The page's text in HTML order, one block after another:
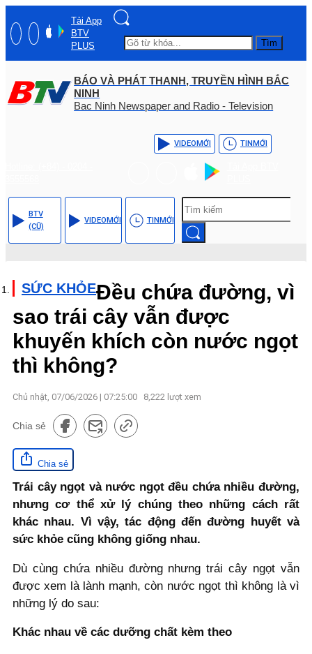
Tải App
BTV
PLUS
Tìm
BÁO VÀ PHÁT THANH, TRUYỀN HÌNH BẮC
NINH
Bac Ninh Newspaper and Radio - Television
VIDEOMỚI TINMỚI
BTV
(CŨ)
VIDEOMỚI TINMỚI
SỨC KHỎEĐều chứa đường, vì
sao trái cây vẫn được
khuyến khích còn nước ngọt
thì không?
Chủ nhật, 07/06/2026 | 07:25:00 8,222 lượt xem
Chia sẻ
Chia sẻ
Trái cây ngọt và nước ngọt đều chứa nhiều đường,
nhưng cơ thể xử lý chúng theo những cách rất
khác nhau. Vì vậy, tác động đến đường huyết và
sức khỏe cũng không giống nhau.
Dù cùng chứa nhiều đường nhưng trái cây ngọt vẫn
được xem là lành mạnh, còn nước ngọt thì không là vì
những lý do sau:
Khác nhau về các dưỡng chất kèm theo